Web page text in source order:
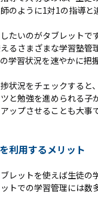
のように1対1の指導
たいのがタブレットです
るさまざまな学習塾
学習状況を速やかに把
状況をチェックすると
と勉強を進められる子
ップさせることも大事
利用するメリット
レットを使えば生徒の
トでの学習管理には数